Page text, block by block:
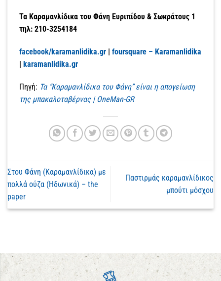
Τα Καραμανλίδικα του Φάνη Ευριπίδου & Σωκράτους 1
τηλ: 210-3254184
facebook/karamanlidika.gr | foursquare – Karamanlidika
| karamanlidika.gr
Πηγή: Τα “Καραμανλίδικα του Φάνη” είναι η απογείωση
της μπακαλοταβέρνας | OneMan-GR
Στου Φάνη (Καραμανλίδικα) με
πολλά ούζα (Ηδωνικά) – the
paper
Παστιρμάς καραμανλίδικος
μπούτι μόσχου